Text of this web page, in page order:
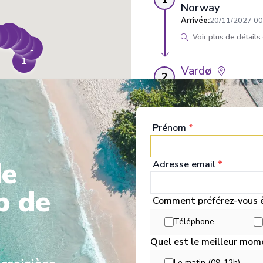
1
2
3
4
56
Norway
Arrivée:20/11/2027
Voir plus de détails
2 Vardø
Norway
Arrivée:20/11/2027
Båtsfjord
Arrivée:20/11/2027
4 Berlevåg
Norway
Arrivée:20/11/2027
de
Prénom *
Adresse email *
Comment préférez-
Téléphone
Quel est le meilleur